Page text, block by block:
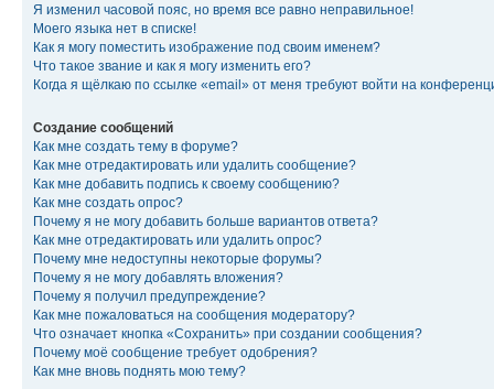
Я изменил часовой пояс, но время все равно неправильное!
Моего языка нет в списке!
Как я могу поместить изображение под своим именем?
Что такое звание и как я могу изменить его?
Когда я щёлкаю по ссылке «email» от меня требуют войти на
Создание сообщений
Как мне создать тему в форуме?
Как мне отредактировать или удалить сообщение?
Как мне добавить подпись к своему сообщению?
Как мне создать опрос?
Почему я не могу добавить больше вариантов ответа?
Как мне отредактировать или удалить опрос?
Почему мне недоступны некоторые форумы?
Почему я не могу добавлять вложения?
Почему я получил предупреждение?
Как мне пожаловаться на сообщения модератору?
Что означает кнопка «Сохранить» при создании сообщения?
Почему моё сообщение требует одобрения?
Как мне вновь поднять мою тему?